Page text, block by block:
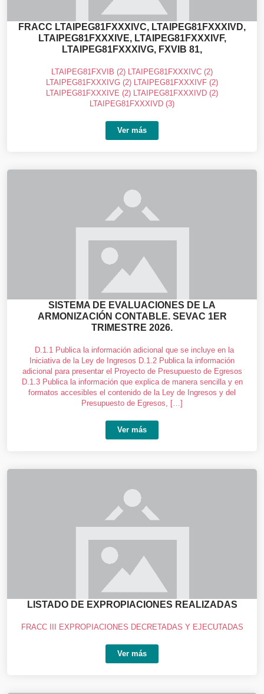
FRACC LTAIPEG81FXXXIVC, LTAIPEG81FXXXIVD,
LTAIPEG81FXXXIVE, LTAIPEG81FXXXIVF,
LTAIPEG81FXXXIVG, FXVIB 81,
LTAIPEG81FXVIB (2) LTAIPEG81FXXXIVC (2)
LTAIPEG81FXXXIVG (2) LTAIPEG81FXXXIVF (2)
LTAIPEG81FXXXIVE (2) LTAIPEG81FXXXIVD (2)
LTAIPEG81FXXXIVD (3)
Ver más
SISTEMA DE EVALUACIONES DE LA
ARMONIZACIÓN CONTABLE. SEVAC 1ER
TRIMESTRE 2026.
D.1.1 Publica la información adicional que se incluye en la
Iniciativa de la Ley de Ingresos D.1.2 Publica la información
adicional para presentar el Proyecto de Presupuesto de Egresos
D.1.3 Publica la información que explica de manera sencilla y en
formatos accesibles el contenido de la Ley de Ingresos y del
Presupuesto de Egresos, […]
Ver más
LISTADO DE EXPROPIACIONES REALIZADAS
FRACC III EXPROPIACIONES DECRETADAS Y EJECUTADAS
Ver más